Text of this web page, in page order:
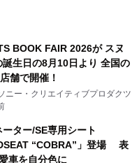
BOOK FAIR 2026が スヌ
誕生日の8月10日より 全国の
舗で開催！
ニー・クリエイティブプロダクツ
ーター/SE専用シート
“COBRA”」登場 表
車を自分色に